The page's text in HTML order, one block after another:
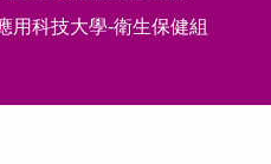
用科技大學-衛生保健組